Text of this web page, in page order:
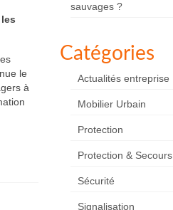
le
à
sauvages ?
Catégories
Actualités entreprise
Mobilier Urbain
Protection
Protection & Secours
Sécurité
Signalisation